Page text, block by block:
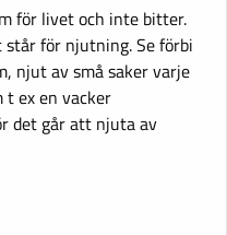
för livet och inte bitter.
står för njutning. Se förbi
njut av små saker varje
t ex en vacker
det går att njuta av